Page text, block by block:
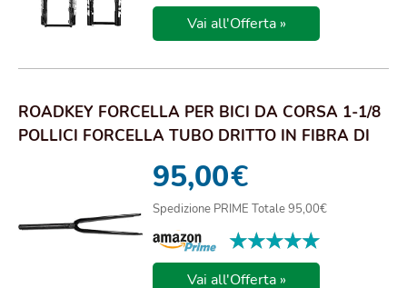
Vai all'Offerta »
ROADKEY FORCELLA PER BICI DA CORSA 1-1/8
POLLICI FORCELLA TUBO DRITTO IN FIBRA DI
95,00€
Spedizione PRIME Totale 95,00€
★★★★★
★★★★★
Vai all'Offerta »